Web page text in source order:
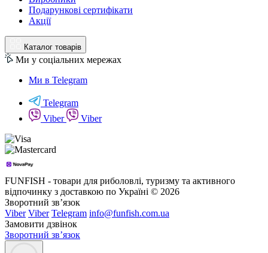
Подарункові сертифікати
Акції
Каталог товарів
Ми у соціальних мережах
Ми в Telegram
Telegram
Viber
Viber
FUNFISH - товари для риболовлі, туризму та активного
відпочинку з доставкою по Україні © 2026
Зворотний зв’язок
Viber Viber Telegram info@funfish.com.ua
Замовити дзвінок
Зворотний зв’язок